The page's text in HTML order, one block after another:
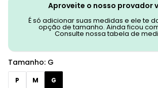
Aproveite o nosso provador
É só adicionar suas medidas e ele te
opção de tamanho. Ainda ficou
Consulte nossa tabela de
Tamanho: G
P M G